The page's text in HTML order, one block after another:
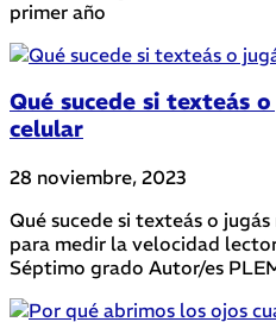
primer año
Qué sucede si texteás
celular
28 noviembre, 2023
Qué sucede si texteás o
para medir la velocidad
Séptimo grado Autor/es